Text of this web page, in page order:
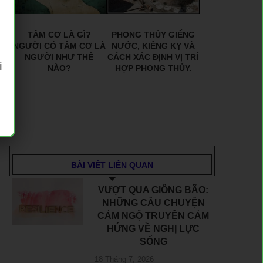
TÂM CƠ LÀ GÌ?
NGƯỜI CÓ TÂM CƠ LÀ
NGƯỜI NHƯ THẾ
NÀO?
PHONG THỦY GIẾNG
NƯỚC, KIÊNG KỴ VÀ
CÁCH XÁC ĐỊNH VỊ TRÍ
HỢP PHONG THỦY.
BÀI VIẾT LIÊN QUAN
VƯỢT QUA GIÔNG BÃO:
NHỮNG CÂU CHUYỆN
CẢM NGỘ TRUYỀN CẢM
HỨNG VỀ NGHỊ LỰC
SỐNG
18 Tháng 7, 2026